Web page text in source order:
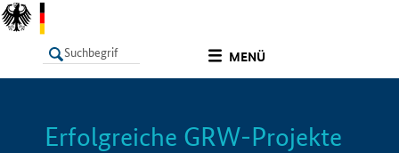
MENÜ
LISTE Info
Erfolgreiche GRW-Projekte